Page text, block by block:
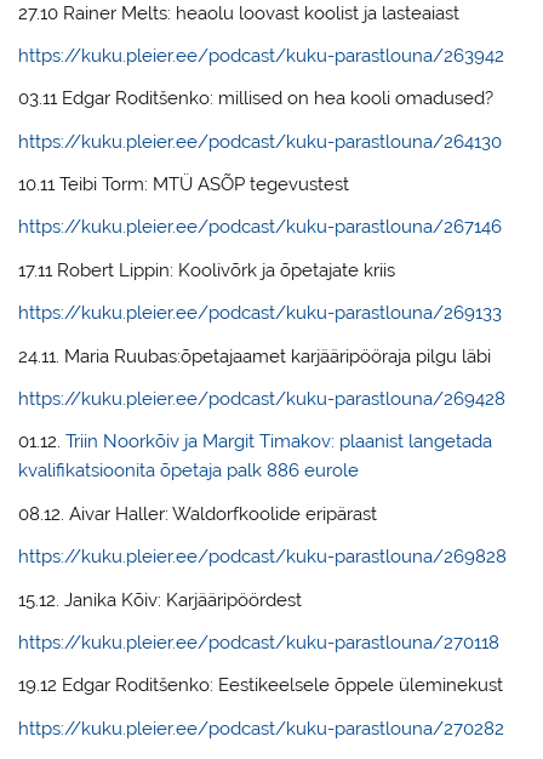
27.10 Rainer Melts: heaolu loovast koolist ja lasteaiast
https://kuku.pleier.ee/podcast/kuku-parastlouna/263942
03.11 Edgar Roditšenko: millised on hea kooli omadused?
https://kuku.pleier.ee/podcast/kuku-parastlouna/264130
10.11 Teibi Torm: MTÜ ASÕP tegevustest
https://kuku.pleier.ee/podcast/kuku-parastlouna/267146
17.11 Robert Lippin: Koolivõrk ja õpetajate kriis
https://kuku.pleier.ee/podcast/kuku-parastlouna/269133
24.11. Maria Ruubas:õpetajaamet karjääripööraja pilgu läbi
https://kuku.pleier.ee/podcast/kuku-parastlouna/269428
01.12.Triin Noorkõiv ja Margit Timakov: plaanist langetada
kvalifikatsioonita õpetaja palk 886 eurole
08.12. Aivar Haller: Waldorfkoolide eripärast
https://kuku.pleier.ee/podcast/kuku-parastlouna/269828
15.12. Janika Kõiv: Karjääripöördest
https://kuku.pleier.ee/podcast/kuku-parastlouna/270118
19.12 Edgar Roditšenko: Eestikeelsele õppele üleminekust
https://kuku.pleier.ee/podcast/kuku-parastlouna/270282